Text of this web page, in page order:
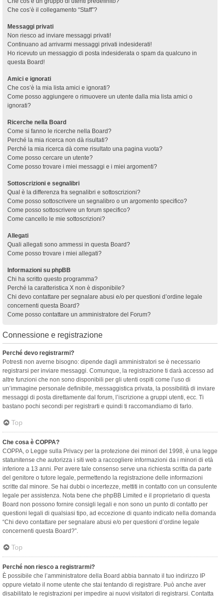
Che cos’è il collegamento “Staff”?
Messaggi privati
Non riesco ad inviare messaggi privati!
Continuano ad arrivarmi messaggi privati indesiderati!
Ho ricevuto un messaggio di posta indesiderata o spam da qualcuno in
questa Board!
Amici e ignorati
Che cos’è la mia lista amici e ignorati?
Come posso aggiungere o rimuovere un utente dalla mia lista amici o
ignorati?
Ricerche nella Board
Come si fanno le ricerche nella Board?
Perché la mia ricerca non dà risultati?
Perché la mia ricerca dà come risultato una pagina vuota?
Come posso cercare un utente?
Come posso trovare i miei messaggi e i miei argomenti?
Sottoscrizioni e segnalibri
Qual è la differenza fra segnalibri e sottoscrizioni?
Come posso sottoscrivere un segnalibro o un argomento specifico?
Come posso sottoscrivere un forum specifico?
Come cancello le mie sottoscrizioni?
Allegati
Quali allegati sono ammessi in questa Board?
Come posso trovare i miei allegati?
Informazioni su phpBB
Chi ha scritto questo programma?
Perché la caratteristica X non è disponibile?
Chi devo contattare per segnalare abusi e/o per questioni d’ordine legale
concernenti questa Board?
Come posso contattare un amministratore del Forum?
Connessione e registrazione
Perché devo registrarmi?
Potresti non averne bisogno: dipende dagli amministratori se è necessario
registrarsi per inviare messaggi. Comunque, la registrazione ti darà accesso ad
altre funzioni che non sono disponibili per gli utenti ospiti come l’uso di
un’immagine personale definibile, messaggistica privata, la possibilità di inviare
messaggi di posta direttamente dal forum, l’iscrizione a gruppi utenti, ecc. Ti
bastano pochi secondi per registrarti e quindi ti raccomandiamo di farlo.
Top
Che cosa è COPPA?
COPPA, o Legge sulla Privacy per la protezione dei minori del 1998, è una legge
statunitense che autorizza i siti web a raccogliere informazioni da i minori di età
inferiore a 13 anni. Per avere tale consenso serve una richiesta scritta da parte
del genitore o tutore legale, permettendo la registrazione delle informazioni
scritte dal minore. Se hai dubbi o incertezze, mettiti in contatto con un consulente
legale per assistenza. Nota bene che phpBB Limited e il proprietario di questa
Board non possono fornire consigli legali e non sono un punto di contatto per
questioni legali di qualsiasi tipo, ad eccezione di quanto indicato nella domanda
“Chi devo contattare per segnalare abusi e/o per questioni d’ordine legale
concernenti questa Board?”.
Top
Perché non riesco a registrarmi?
È possibile che l’amministratore della Board abbia bannato il tuo indirizzo IP
oppure vietato il nome utente che stai tentando di registrare. Può anche aver
disabilitato le registrazioni per impedire ai nuovi visitatori di registrarsi. Contatta